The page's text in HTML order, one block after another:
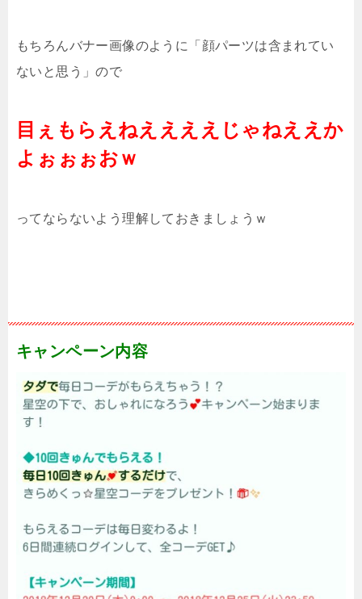
もちろんバナー画像のように「顔パーツは含まれてい
ないと思う」ので
目ぇもらえねええええじゃねええか
よぉぉぉおｗ
ってならないよう理解しておきましょうｗ
キャンペーン内容